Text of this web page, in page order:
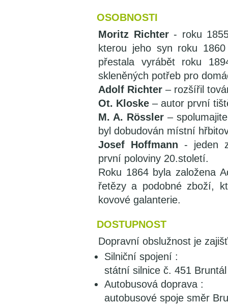
OSOBNOSTI
Moritz Richter- roku 1855
kterou jeho syn roku
přestala vyrábět roku
skleněných potřeb pro
Adolf Richter – rozšířil
Ot. Kloske – autor první
M. A. Rössler–
byl dobudován místní
Josef Hoffmann - jeden
první poloviny 20.století.
Roku 1864 byla založena
řetězy a podobné zboží,
kovové galanterie.
DOSTUPNOST
Dopravní obslužnost je
Silniční spojení :
státní silnice č. 451
Autobusová doprava :
autobusové spoje směr